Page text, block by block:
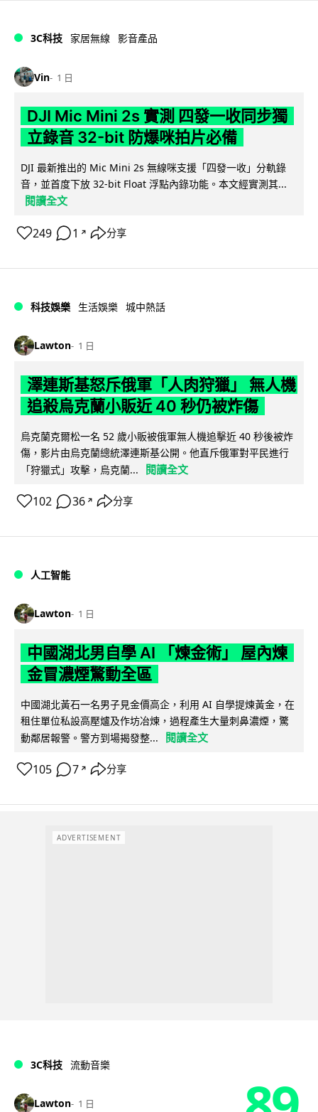
3C科技 家居無線 影音產品
Vin 1 日
DJI Mic Mini 2s 實測 四發一收同步獨
立錄音 32-bit 防爆咪拍片必備
DJI 最新推出的 Mic Mini 2s 無線咪支援「四發一收」分軌錄
音，並首度下放 32-bit Float 浮點內錄功能。本文經實測其...
閱讀全文
249 1 ↗ 分享
科技娛樂 生活娛樂 城中熱話
Lawton 1 日
澤連斯基怒斥俄軍「人肉狩獵」 無人機
追殺烏克蘭小販近 40 秒仍被炸傷
烏克蘭克爾松一名 52 歲小販被俄軍無人機追擊近 40 秒後被炸
傷，影片由烏克蘭總統澤連斯基公開。他直斥俄軍對平民進行
「狩獵式」攻擊，烏克蘭...
閱讀全文
102 36 ↗ 分享
人工智能
Lawton 1 日
中國湖北男自學 AI 「煉金術」 屋內煉
金冒濃煙驚動全區
中國湖北黃石一名男子見金價高企，利用 AI 自學提煉黃金，在
租住單位私設高壓爐及作坊冶煉，過程產生大量刺鼻濃煙，驚
動鄰居報警。警方到場揭發整...
閱讀全文
105 7 ↗ 分享
ADVERTISEMENT
3C科技 流動音樂
Lawton 1 日